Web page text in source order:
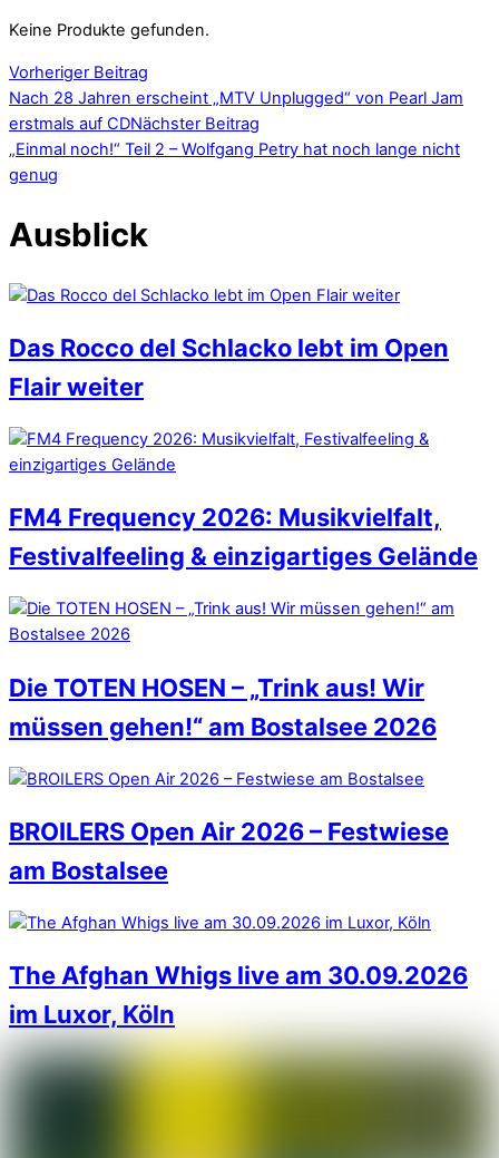
Keine Produkte gefunden.
Vorheriger Beitrag
Nach 28 Jahren erscheint „MTV Unplugged“ von Pearl Jam
erstmals auf CDNächster Beitrag
„Einmal noch!“ Teil 2 – Wolfgang Petry hat noch lange nicht
genug
Ausblick
Das Rocco del Schlacko lebt im Open
Flair weiter
FM4 Frequency 2026: Musikvielfalt,
Festivalfeeling & einzigartiges Gelände
Die TOTEN HOSEN – „Trink aus! Wir
müssen gehen!“ am Bostalsee 2026
BROILERS Open Air 2026 – Festwiese
am Bostalsee
The Afghan Whigs live am 30.09.2026
im Luxor, Köln